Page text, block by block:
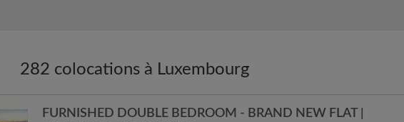
282 colocations à Luxembourg
FURNISHED DOUBLE BEDROOM - BRAND NEW FLAT |